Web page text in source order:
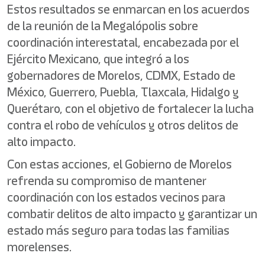
Estos resultados se enmarcan en los acuerdos
de la reunión de la Megalópolis sobre
coordinación interestatal, encabezada por el
Ejército Mexicano, que integró a los
gobernadores de Morelos, CDMX, Estado de
México, Guerrero, Puebla, Tlaxcala, Hidalgo y
Querétaro, con el objetivo de fortalecer la lucha
contra el robo de vehículos y otros delitos de
alto impacto.
Con estas acciones, el Gobierno de Morelos
refrenda su compromiso de mantener
coordinación con los estados vecinos para
combatir delitos de alto impacto y garantizar un
estado más seguro para todas las familias
morelenses.